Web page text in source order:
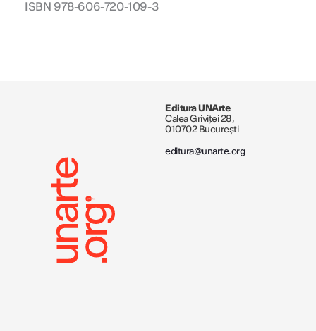
ISBN 978-606-720-109-3
Editura UNArte
Calea Griviței 28,
010702 București
editura@unarte.org